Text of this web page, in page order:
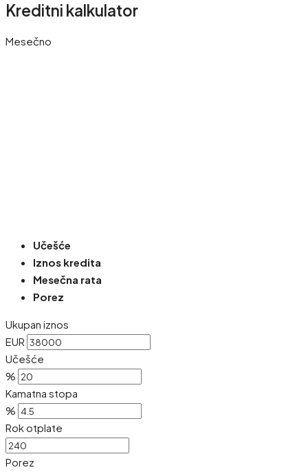
Kreditni kalkulator
Mesečno
Učešće
Iznos kredita
Mesečna rata
Porez
Ukupan iznos
EUR
Učešće
%
Kamatna stopa
%
Rok otplate
Porez